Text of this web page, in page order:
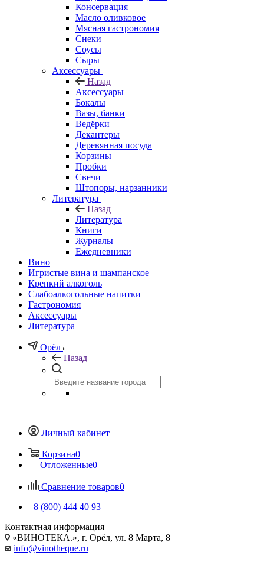
Консервация
Масло оливковое
Мясная гастрономия
Снеки
Соусы
Сыры
Аксессуары
Назад
Аксессуары
Бокалы
Вазы, банки
Ведёрки
Декантеры
Деревянная посуда
Корзины
Пробки
Свечи
Штопоры, нарзанники
Литература
Назад
Литература
Книги
Журналы
Ежедневники
Вино
Игристые вина и шампанское
Крепкий алкоголь
Слабоалкогольные напитки
Гастрономия
Аксессуары
Литература
Орёл
Назад
Личный кабинет
Корзина0
Отложенные0
Сравнение товаров0
8 (800) 444 40 93
Контактная информация
«ВИНОТЕКА.», г. Орёл, ул. 8 Марта, 8
info@vinotheque.ru